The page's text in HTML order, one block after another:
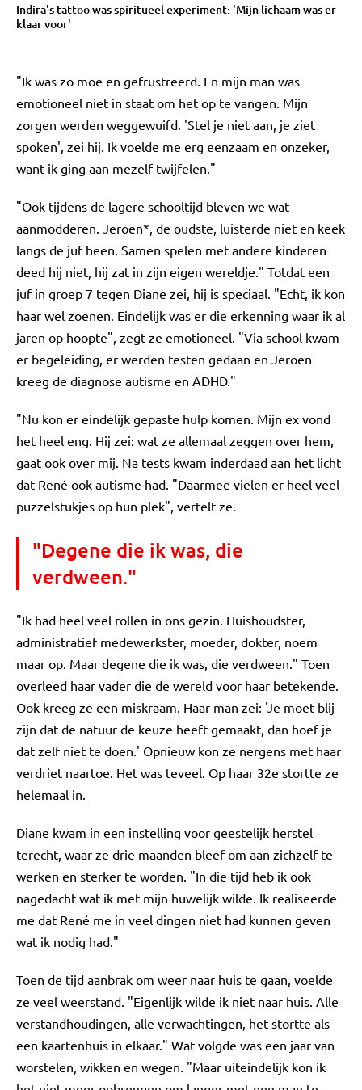
Indira's tattoo was spiritueel experiment: 'Mijn lichaam was er
klaar voor'
"Ik was zo moe en gefrustreerd. En mijn man was
emotioneel niet in staat om het op te vangen. Mijn
zorgen werden weggewuifd. 'Stel je niet aan, je ziet
spoken', zei hij. Ik voelde me erg eenzaam en onzeker,
want ik ging aan mezelf twijfelen."
"Ook tijdens de lagere schooltijd bleven we wat
aanmodderen. Jeroen*, de oudste, luisterde niet en keek
langs de juf heen. Samen spelen met andere kinderen
deed hij niet, hij zat in zijn eigen wereldje." Totdat een
juf in groep 7 tegen Diane zei, hij is speciaal. "Echt, ik kon
haar wel zoenen. Eindelijk was er die erkenning waar ik al
jaren op hoopte", zegt ze emotioneel. "Via school kwam
er begeleiding, er werden testen gedaan en Jeroen
kreeg de diagnose autisme en ADHD."
"Nu kon er eindelijk gepaste hulp komen. Mijn ex vond
het heel eng. Hij zei: wat ze allemaal zeggen over hem,
gaat ook over mij. Na tests kwam inderdaad aan het licht
dat René ook autisme had. "Daarmee vielen er heel veel
puzzelstukjes op hun plek", vertelt ze.
"Degene die ik was, die
verdween."
"Ik had heel veel rollen in ons gezin. Huishoudster,
administratief medewerkster, moeder, dokter, noem
maar op. Maar degene die ik was, die verdween." Toen
overleed haar vader die de wereld voor haar betekende.
Ook kreeg ze een miskraam. Haar man zei: 'Je moet blij
zijn dat de natuur de keuze heeft gemaakt, dan hoef je
dat zelf niet te doen.' Opnieuw kon ze nergens met haar
verdriet naartoe. Het was teveel. Op haar 32e stortte ze
helemaal in.
Diane kwam in een instelling voor geestelijk herstel
terecht, waar ze drie maanden bleef om aan zichzelf te
werken en sterker te worden. "In die tijd heb ik ook
nagedacht wat ik met mijn huwelijk wilde. Ik realiseerde
me dat René me in veel dingen niet had kunnen geven
wat ik nodig had."
Toen de tijd aanbrak om weer naar huis te gaan, voelde
ze veel weerstand. "Eigenlijk wilde ik niet naar huis. Alle
verstandhoudingen, alle verwachtingen, het stortte als
een kaartenhuis in elkaar." Wat volgde was een jaar van
worstelen, wikken en wegen. "Maar uiteindelijk kon ik